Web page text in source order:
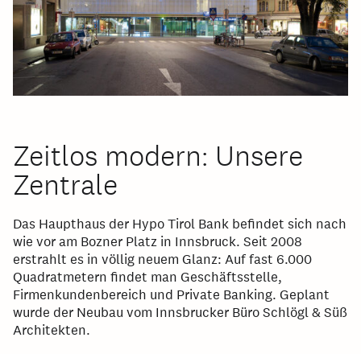
Zeitlos modern: Unsere
Zentrale
Das Haupthaus der Hypo Tirol Bank befindet sich nach
wie vor am Bozner Platz in Innsbruck. Seit 2008
erstrahlt es in völlig neuem Glanz: Auf fast 6.000
Quadratmetern findet man Geschäftsstelle,
Firmenkundenbereich und Private Banking. Geplant
wurde der Neubau vom Innsbrucker Büro Schlögl & Süß
Architekten.